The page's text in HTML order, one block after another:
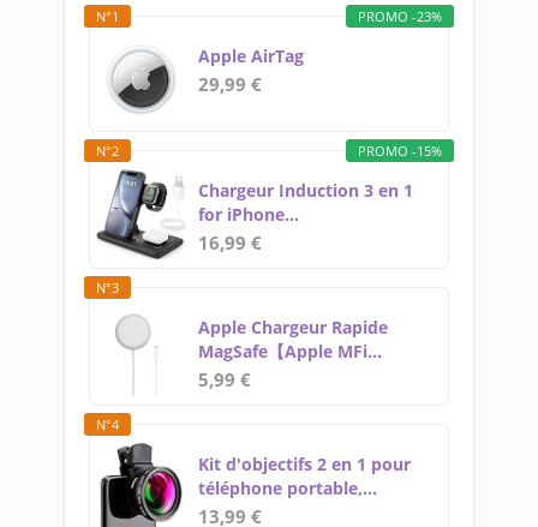
PROMO -23%
N°1
Apple AirTag
29,99 €
PROMO -15%
N°2
Chargeur Induction 3 en 1
for iPhone...
16,99 €
N°3
Apple Chargeur Rapide
MagSafe【Apple MFi...
5,99 €
N°4
Kit d'objectifs 2 en 1 pour
téléphone portable,...
13,99 €